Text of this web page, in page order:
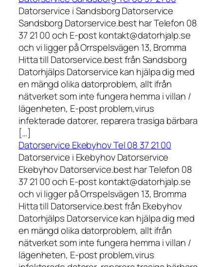
Datorservice i Sandsborg Datorservice
Sandsborg Datorservice.best har Telefon 08
37 21 00 och E-post kontakt@datorhjalp.se
och vi ligger på Orrspelsvägen 13, Bromma
Hitta till Datorservice.best från Sandsborg
Datorhjälps Datorservice kan hjälpa dig med
en mängd olika datorproblem, allt ifrån
nätverket som inte fungera hemma i villan /
lägenheten, E-post problem,virus
infekterade datorer, reparera trasiga bärbara
[…]
Datorservice Ekebyhov Tel 08 37 21 00
Datorservice i Ekebyhov Datorservice
Ekebyhov Datorservice.best har Telefon 08
37 21 00 och E-post kontakt@datorhjalp.se
och vi ligger på Orrspelsvägen 13, Bromma
Hitta till Datorservice.best från Ekebyhov
Datorhjälps Datorservice kan hjälpa dig med
en mängd olika datorproblem, allt ifrån
nätverket som inte fungera hemma i villan /
lägenheten, E-post problem,virus